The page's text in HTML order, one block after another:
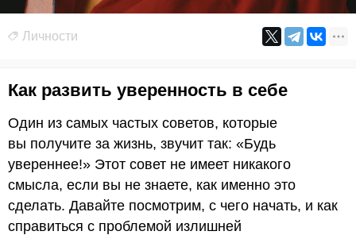
Личности
Как развить уверенность в себе
Один из самых частых советов, которые
вы получите за жизнь, звучит так: «Будь
увереннее!» Этот совет не имеет никакого
смысла, если вы не знаете, как именно это
сделать. Давайте посмотрим, с чего начать, и как
справиться с проблемой излишней